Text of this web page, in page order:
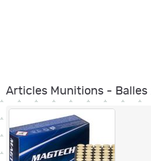
Articles Munitions - Balles